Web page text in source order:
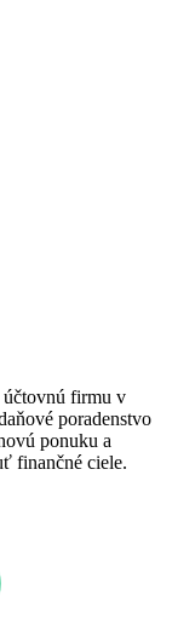
firmu v
poradenstvo
ponuku a
finančné ciele.